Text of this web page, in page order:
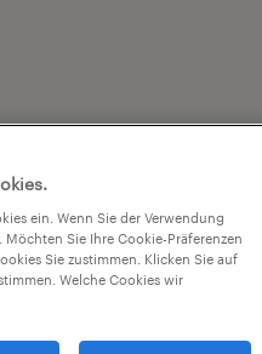
ein. Wenn Sie der Verwendung
Sie Ihre Cookie-Präferenzen
Sie zustimmen. Klicken Sie auf
Welche Cookies wir